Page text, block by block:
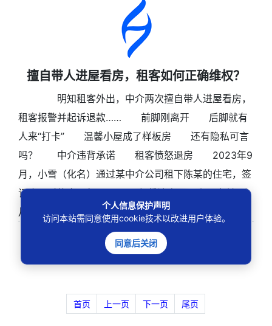
擅自带人进屋看房，租客如何正确维权？
明知租客外出，中介两次擅自带人进屋看房，
租客报警并起诉退款…… 前脚刚离开 后脚就有
人来“打卡” 温馨小屋成了样板房 还有隐私可言
吗？ 中介违背承诺 租客愤怒退房 2023年9
月，小雪（化名）通过某中介公司租下陈某的住宅，签
订合同后约定以每月1200元租赁该房屋，小雪支付3个
月的租金后向中介
首页 上一页 下一页 尾页
个人信息保护声明
访问本站需同意使用cookie技术以改进用户体验。
同意后关闭